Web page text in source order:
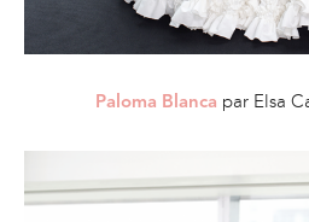
Paloma Blanca par Elsa